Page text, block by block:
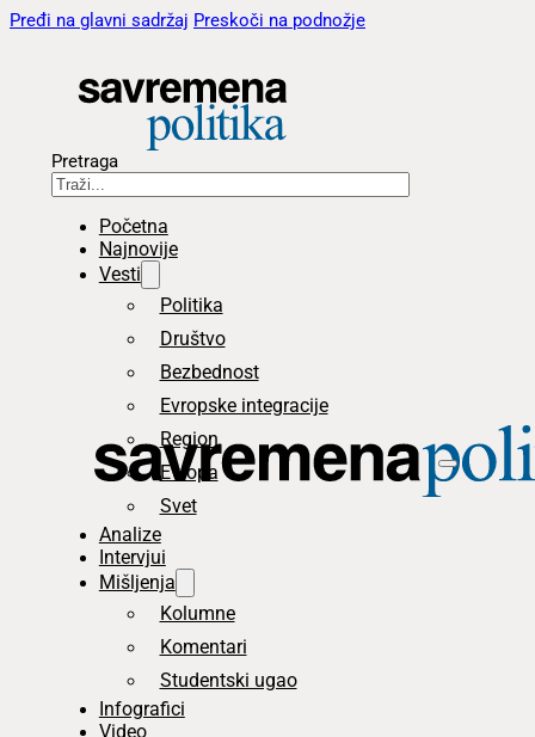
Pređi na glavni sadržaj Preskoči na podnožje
Pretraga
Početna
Najnovije
Vesti
Politika
Društvo
Bezbednost
Evropske integracije
Region
Evropa
Svet
Analize
Intervjui
Mišljenja
Kolumne
Komentari
Studentski ugao
Infografici
Video